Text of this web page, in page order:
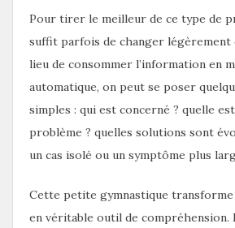
Pour tirer le meilleur de ce type de
suffit parfois de changer légèrement
lieu de consommer l’information en
automatique, on peut se poser
simples : qui est concerné ? quelle
problème ? quelles solutions sont
un cas isolé ou un symptôme plus
Cette petite gymnastique transforme
en véritable outil de compréhension.